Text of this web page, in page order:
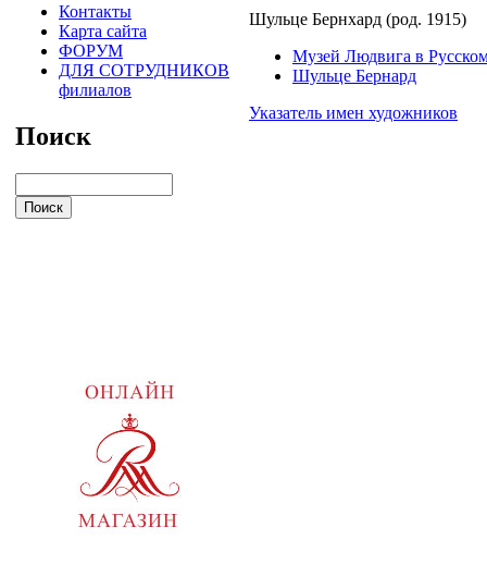
Контакты
Карта сайта
ФОРУМ
ДЛЯ СОТРУДНИКОВ
филиалов
Поиск
Шульце Бернхард (род. 1915)
Музей Людвига в
Шульце Бернард
Указатель имен художников